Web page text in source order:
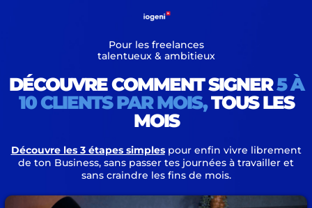
Pour les freelances
talentueux & ambitieux
DÉCOUVRE COMMENT SIGNER5 À
10 CLIENTS PAR MOIS,TOUS LES
MOIS
Découvre les 3 étapes simplespour enfin vivre librement
de ton Business, sans passer tes journées à travailler et
sans craindre les fins de mois.